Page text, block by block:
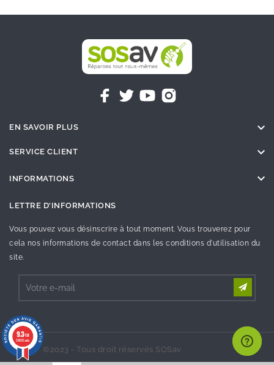
EN SAVOIR PLUS 
SERVICE CLIENT 
INFORMATIONS 
LETTRE D'INFORMATIONS
Vous pouvez vous désinscrire à tout moment. Vous trouverez pour
cela nos informations de contact dans les conditions d'utilisation du
site.
©2023 - Tous droit réservés SOSav
9.3/10
26995 avis